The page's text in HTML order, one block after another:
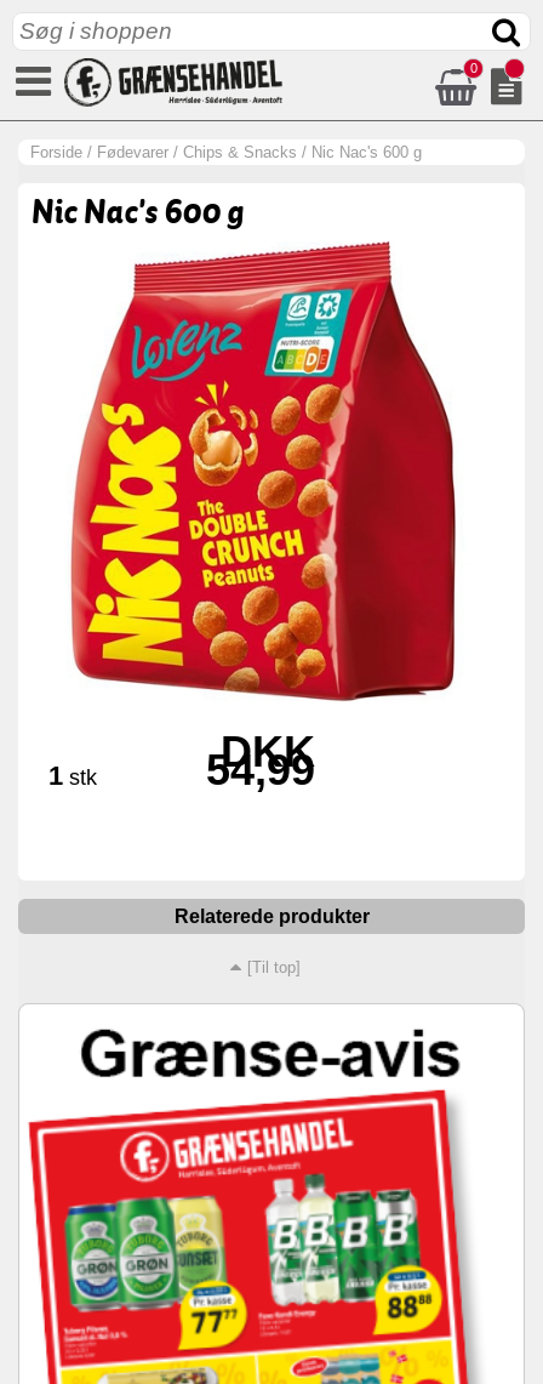
0
Forside / Fødevarer / Chips & Snacks / Nic Nac's 600 g
Nic Nac's 600 g
1 stk
DKK
54,99
Relaterede produkter
[Til top]